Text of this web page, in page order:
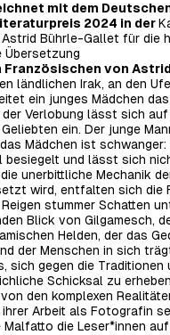
mit dem
2024 in der
Bührle-Gallet für die
Übersetzung
Französischen von
ländlichen Irak, an den
ein junges Mädchen
Verlobung lässt sich
Geliebten ein. Der junge
Mädchen ist
besiegelt und lässt sich
unerbittliche Mechanik
wird, entfalten sich die
stummer Schatten
Blick von Gilgamesch,
Helden, der das
der Menschen in sich
sich gegen die Traditionen
Schicksal zu
den komplexen
Arbeit als Fotografin
Malfatto die Leser*innen